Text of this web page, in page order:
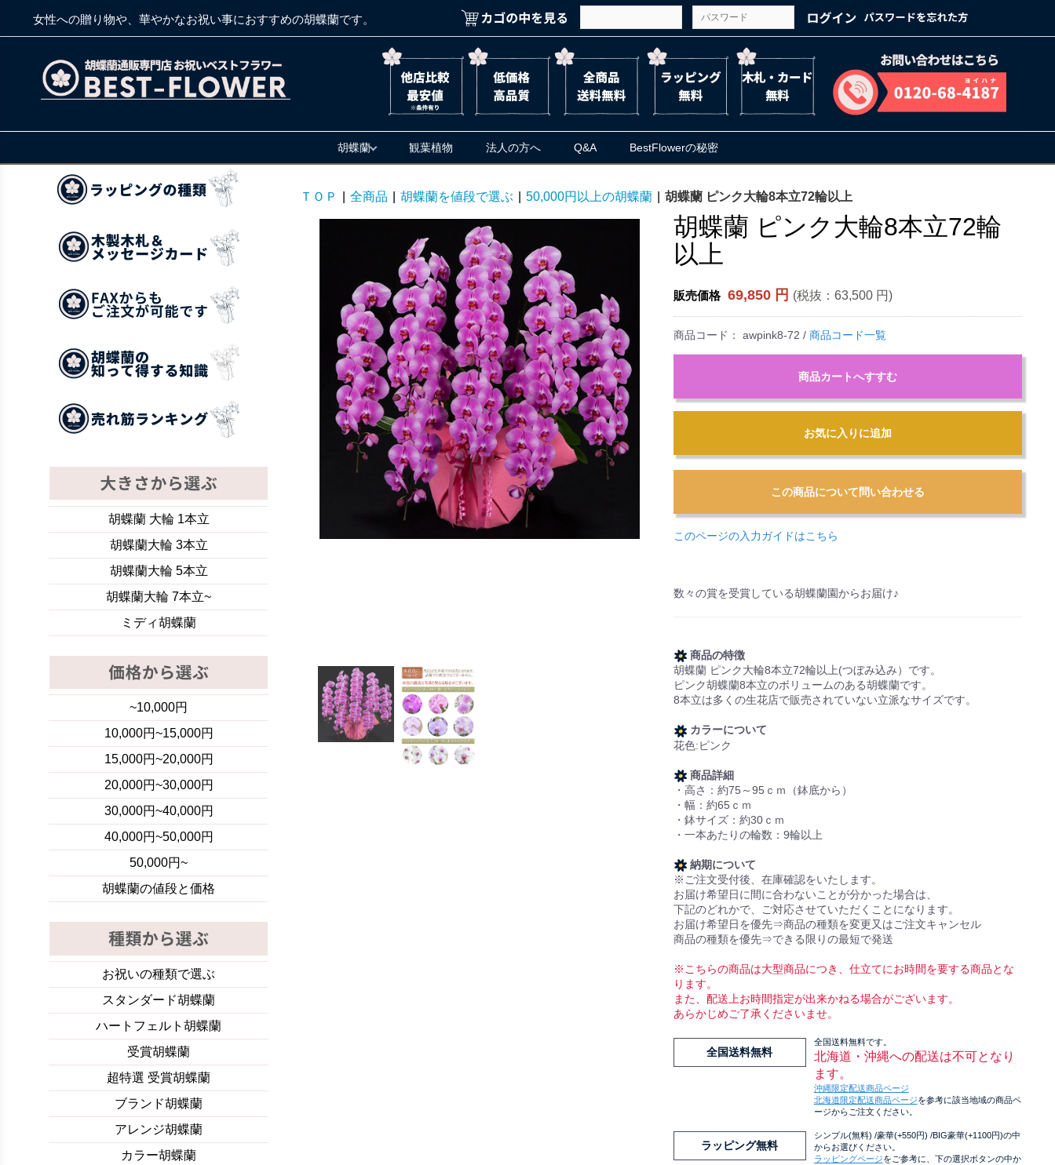
女性への贈り物や、華やかなお祝い事におすすめの胡蝶蘭です。
胡蝶蘭 観葉植物 法人の方へ Q&A BestFlowerの秘密
ＴＯＰ 全商品 胡蝶蘭を値段で選ぶ 50,000円以上の胡蝶蘭 胡蝶蘭 ピンク大輪8本立72輪以上
胡蝶蘭 ピンク大輪8本立72輪
以上
販売価格 69,850 円 (税抜： 63,500 円)
商品コード： awpink8-72 / 商品コード一覧
商品カートへすすむ
お気に入りに追加
このページの入力ガイドはこちら
数々の賞を受賞している胡蝶蘭園からお届け♪
商品の特徴
胡蝶蘭 ピンク大輪8本立72輪以上(つぼみ込み）です。
ピンク胡蝶蘭8本立のボリュームのある胡蝶蘭です。
8本立は多くの生花店で販売されていない立派なサイズです。
カラーについて
花色:ピンク
商品詳細
・高さ：約75～95ｃｍ（鉢底から）
・幅：約65ｃｍ
・鉢サイズ：約30ｃｍ
・一本あたりの輪数：9輪以上
納期について
※ご注文受付後、在庫確認をいたします。
お届け希望日に間に合わないことが分かった場合は、
下記のどれかで、ご対応させていただくことになります。
お届け希望日を優先⇒商品の種類を変更又はご注文キャンセル
商品の種類を優先⇒できる限りの最短で発送
※こちらの商品は大型商品につき、仕立てにお時間を要する商品とな
ります。
また、配送上お時間指定が出来かねる場合がございます。
あらかじめご了承くださいませ。
全国送料無料
全国送料無料です。
北海道・沖縄への配送は不可となり
ます。
沖縄限定配送商品ページ
北海道限定配送商品ページを参考に該当地域の商品ペ
ージからご注文ください。
ラッピング無料
シンプル(無料) /豪華(+550円) /BIG豪華(+1100円)の中
からお選びください。
ラッピングページをご参考に、下の選択ボタンの中か
胡蝶蘭 大輪 1本立
胡蝶蘭大輪 3本立
胡蝶蘭大輪 5本立
胡蝶蘭大輪 7本立~
ミディ胡蝶蘭
~10,000円
10,000円~15,000円
15,000円~20,000円
20,000円~30,000円
30,000円~40,000円
40,000円~50,000円
50,000円~
胡蝶蘭の値段と価格
お祝いの種類で選ぶ
スタンダード胡蝶蘭
ハートフェルト胡蝶蘭
受賞胡蝶蘭
超特選 受賞胡蝶蘭
ブランド胡蝶蘭
アレンジ胡蝶蘭
カラー胡蝶蘭